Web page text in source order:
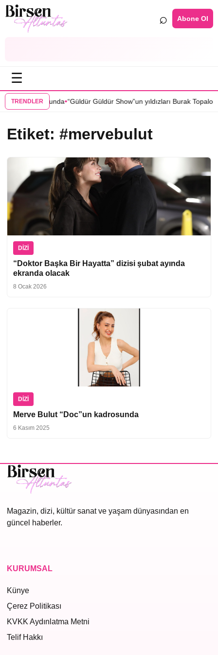
⌕ Abone Ol
☰
TRENDLER
dizisi kadrosunda•“Güldür Güldür Show”un yıldızları Burak
Etiket: #mervebulut
DIZI
“Doktor Başka Bir Hayatta” dizisi şubat ayında
ekranda olacak
8 Ocak 2026
DIZI
Merve Bulut “Doc”un kadrosunda
6 Kasım 2025
Magazin, dizi, kültür sanat ve yaşam dünyasından en
güncel haberler.
KURUMSAL
Künye
Çerez Politikası
KVKK Aydınlatma Metni
Telif Hakkı